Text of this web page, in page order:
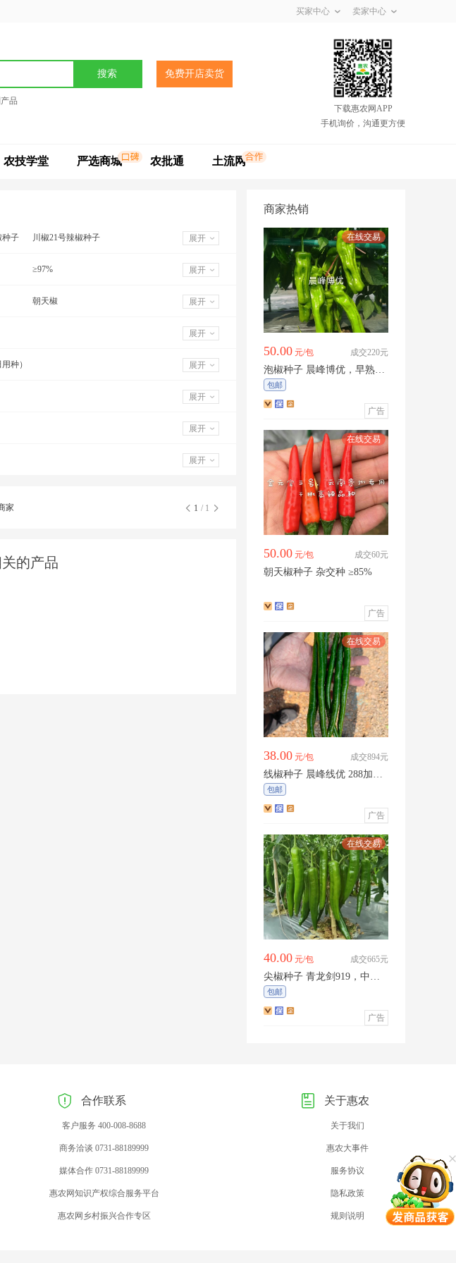
买家中心 卖家中心
搜索 免费开店卖货
品
下载惠农网APP
手机询价，沟通更方便
农技学堂 严选商城 农批通 土流网
种子 川椒21号辣椒种子
子 川优19号辣种种子
子 红辣椒种子
展开
≥97% 展开
朝天椒 展开
展开
种） 展开
展开
展开
展开
家 1 / 1
的产品
商家热销
广告
50.00 元/包 成交220元
泡椒种子 晨峰博优，早熟薄
皮泡椒，皮薄质脆，生长旺
包邮
广告
50.00 元/包 成交60元
朝天椒种子 杂交种 ≥85%
广告
38.00 元/包 成交894元
线椒种子 晨峰线优 288加长
黑线线椒厂家直销，产量超
包邮
广告
40.00 元/包 成交665元
尖椒种子 青龙剑919，中早
熟羊角椒顺直且光亮，品种
包邮
合作联系
客户服务 400-008-8688
商务洽谈 0731-88189999
媒体合作 0731-88189999
惠农网知识产权综合服务平台
惠农网乡村振兴合作专区
关于惠农
关于我们
惠农大事件
服务协议
隐私政策
规则说明